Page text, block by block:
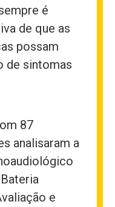
é
de que as
possam
de sintomas
87
analisaram a
e